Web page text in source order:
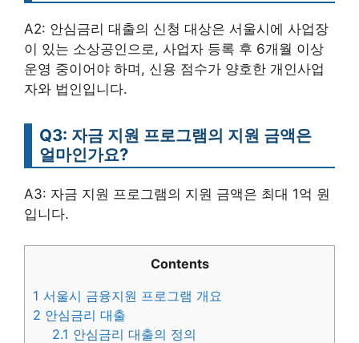
A2: 안심금리 대출의 신청 대상은 서울시에 사업장
이 있는 소상공인으로, 사업자 등록 후 6개월 이상
운영 중이어야 하며, 신용 점수가 양호한 개인사업
자와 법인입니다.
Q3: 자금 지원 프로그램의 지원 금액은
얼마인가요?
A3: 자금 지원 프로그램의 지원 금액은 최대 1억 원
입니다.
Contents
1 서울시 금융지원 프로그램 개요
2 안심금리 대출
2.1 안심금리 대출의 정의